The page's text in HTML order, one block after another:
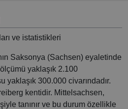
ve istatistikleri
Saksonya (Sachsen) eyaletinde
yaklaşık 2.100
yaklaşık 300.000 civarındadır.
kentidir. Mittelsachsen,
tanınır ve bu durum özellikle